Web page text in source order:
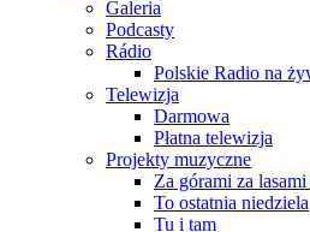
Galeria
Podcasty
Rádio
Polskie Radio na
Telewizja
Darmowa
Płatna telewizja
Projekty muzyczne
Za górami za
To ostatnia niedziela
Tu i tam